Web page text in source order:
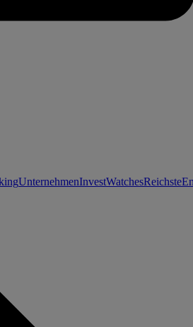
UnternehmenInvestWatchesReichste